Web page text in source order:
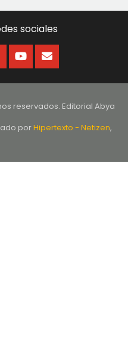
sociales
reservados. Editorial Abya
porHipertexto - Netizen,